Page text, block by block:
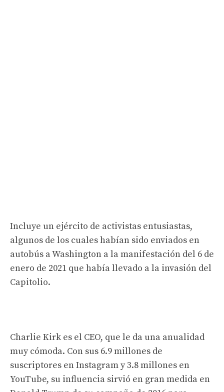
Incluye un ejército de activistas entusiastas,
algunos de los cuales habían sido enviados en
autobús a Washington a la manifestación del 6 de
enero de 2021 que había llevado a la invasión del
Capitolio.
Charlie Kirk es el CEO, que le da una anualidad
muy cómoda. Con sus 6.9 millones de
suscriptores en Instagram y 3.8 millones en
YouTube, su influencia sirvió en gran medida en